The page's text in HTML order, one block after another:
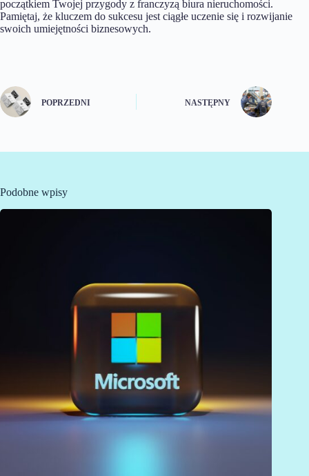
początkiem Twojej przygody z franczyzą biura nieruchomości.
Pamiętaj, że kluczem do sukcesu jest ciągłe uczenie się i rozwijanie
swoich umiejętności biznesowych.
POPRZEDNI NASTĘPNY
Podobne wpisy